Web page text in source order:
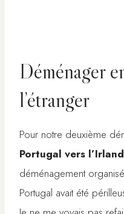
Déménager
l’étranger
Pour notre deuxième
Portugal vers
déménagement
Portugal avait été